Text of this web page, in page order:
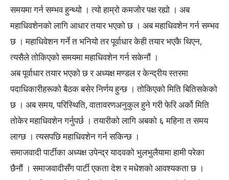
समयमा गर्न सम्भव हुन्थ्यो । त्यो हाम्रो कमजोर पक्ष रह्यो । अब
महाधिवशेनको लागि आधार तयार भएको छ । अब महाधिवशेन गर्न सम्भव
छ । महाधिवेशन गर्ने त भनियो तर पूर्वाधार केही तयार भएकै थिएन,
त्यसैले तोकिएको समयमा महाधिवशेन गर्न सकेनौं ।
अब पूर्वाधार तयार भएको छ र अध्यक्ष मण्डल र केन्द्रीय स्तरमा
पदाधिकारीहरूको बैठक बसेर निर्णय हुन्छ । तोकिएको मिति बितिसकेको
छ । अब समय, परिस्थिति, वातावरणअनुकुल हुने गरी फेरि अर्को मिति
तोकेर महाधिवशेन गर्नुपर्छ । तयारीको लागि अबको ६ महिना त समय
लाग्छ । त्यसपछि महाधिवशेन गर्न सकिन्छ ।
समाजवादी पार्टीका अध्यक्ष उपेन्द्र यादवको भुलभुलैयामा हामी परेका
छैनौं । समाजवादीसँग पार्टी एकता देश र मधेशको आवश्यकता छ ।